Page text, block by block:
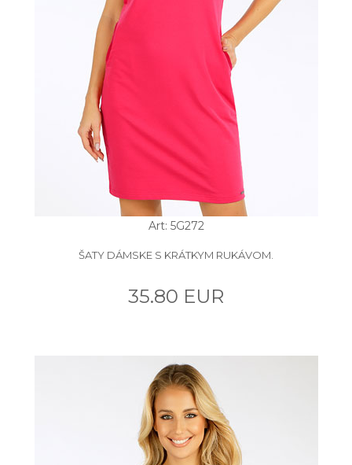
Art: 5G272
ŠATY DÁMSKE S KRÁTKYM RUKÁVOM.
35.80 EUR